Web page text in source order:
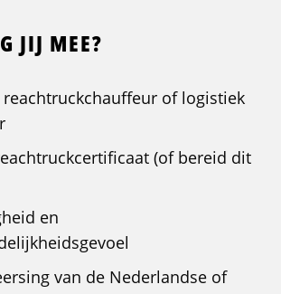
JIJ MEE?
reachtruckchauffeur of logistiek
(of bereid dit
en
van de Nederlandse of